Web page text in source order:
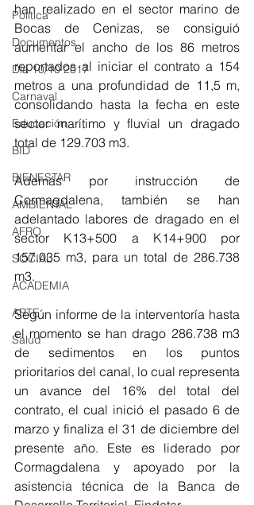
Política
Documentos
Día 10/10 2017
Carnaval
Educación
BID
BIENESTAR
AMBIENTAL
AFRO
SOCIAL
ACADEMIA
ARTE
Salud
han realizado en el sector marino de
Bocas de Cenizas, se consiguió
aumentar el ancho de los 86 metros
reportados al iniciar el contrato a 154
metros a una profundidad de 11,5 m,
consolidando hasta la fecha en este
sector marítimo y fluvial un dragado
total de 129.703 m3.
Además por instrucción de
Cormagdalena, también se han
adelantado labores de dragado en el
sector K13+500 a K14+900 por
157.035 m3, para un total de 286.738
m3.
Según informe de la interventoría hasta
el momento se han drago 286.738 m3
de sedimentos en los puntos
prioritarios del canal, lo cual representa
un avance del 16% del total del
contrato, el cual inició el pasado 6 de
marzo y finaliza el 31 de diciembre del
presente año. Este es liderado por
Cormagdalena y apoyado por la
asistencia técnica de la Banca de